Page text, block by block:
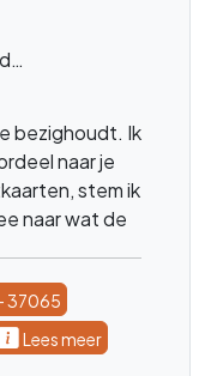
bezighoudt. Ik
naar je
stem ik
naar wat de
advies.
dierbaren
37065
Lees meer